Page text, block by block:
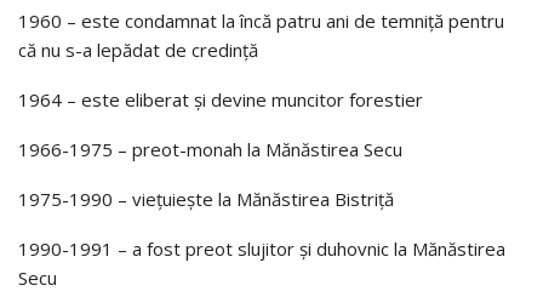
1960 – este condamnat la încă patru ani de temniţă pentru
că nu s-a lepădat de credinţă
1964 – este eliberat şi devine muncitor forestier
1966-1975 – preot-monah la Mănăstirea Secu
1975-1990 – vieţuieşte la Mănăstirea Bistriţă
1990-1991 – a fost preot slujitor şi duhovnic la Mănăstirea
Secu